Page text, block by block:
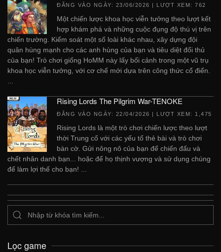
ĐĂNG VÀO NGÀY: 23/06/2026 | LƯỢT XEM: 762
Một chiến lược khoa học viễn tưởng theo lượt kết
hợp khám phá và những cuộc đụng độ thú vị trên
chiến trường. Kiểm soát một số loài khác nhau, xây dựng đội
quân hùng mạnh cho các anh hùng của bạn và tiêu diệt đối thủ
của bạn! Trò chơi giống HoMM này lấy bối cảnh trong một vũ trụ
khoa học viễn tưởng, với cơ chế mới dựa trên công thức cổ điển.
Rising Lords The Pilgrim War-TENOKE
ĐĂNG VÀO NGÀY: 22/04/2026 | LƯỢT XEM: 1,475
Rising Lords là một trò chơi chiến lược theo lượt
thời Trung cổ với các yếu tố thẻ bài và trò chơi
bàn cờ. Gửi nông nô của bạn để chiến đấu và
chết nhân danh bạn... hoặc để họ thịnh vượng và sử dụng chúng
để làm lợi thế cho bạn! ...
Lọc game